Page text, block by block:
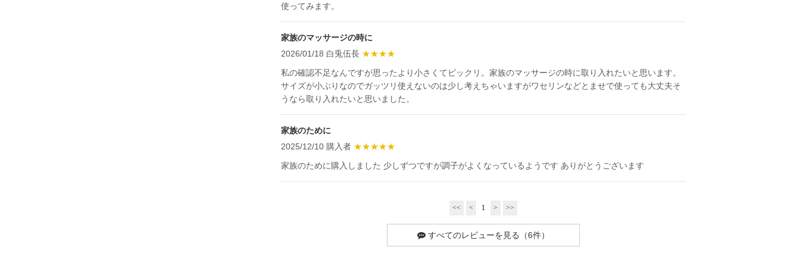
使ってみます。
家族のマッサージの時に
2026/01/18 白兎伍長 ★★★★
私の確認不足なんですが思ったより小さくてビックリ。家族のマッサージの時に取り入れたいと思います。
サイズが小ぶりなのでガッツリ使えないのは少し考えちゃいますがワセリンなどとませで使っても大丈夫そ
うなら取り入れたいと思いました。
家族のために
2025/12/10 購入者 ★★★★★
家族のために購入しました 少しずつですが調子がよくなっているようです ありがとうございます
<< < 1 > >>
すべてのレビューを見る（6件）